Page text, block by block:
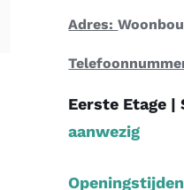
Adres:
Eerste Etage |
aanwezig
Openingstijden